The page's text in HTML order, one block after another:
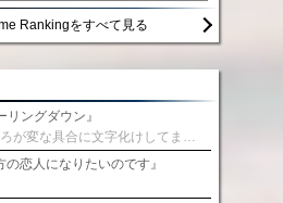
Rankingをすべて見る
リングダウン』
の恋人になりたいのです』